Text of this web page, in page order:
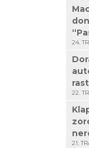
24.
22.
21.